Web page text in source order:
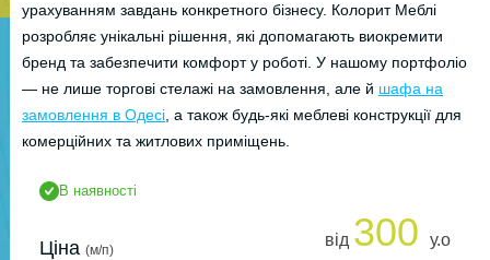
урахуванням завдань конкретного бізнесу. Колорит Меблі
розробляє унікальні рішення, які допомагають виокремити
бренд та забезпечити комфорт у роботі. У нашому портфоліо
— не лише торгові стелажі на замовлення, але й шафа на
замовлення в Одесі, а також будь-які меблеві конструкції для
комерційних та житлових приміщень.
В наявності
Ціна (м/п)
від 300 у.о